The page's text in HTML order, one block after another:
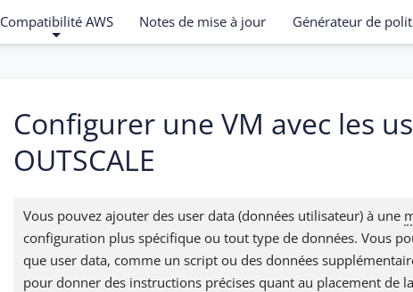
Compatibilité AWS Notes de mise à jour Générateur de
Configurer une VM avec les
OUTSCALE
Vous pouvez ajouter des user data (données utilisateur) à une
configuration plus spécifique ou tout type de données. Vous
que user data, comme un script ou des données
pour donner des instructions précises quant au placement de